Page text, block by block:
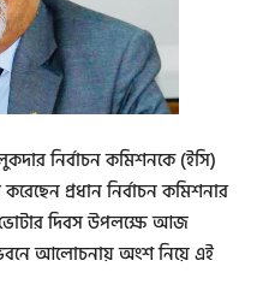
নির্বাচন কমিশনকে (ইসি)
প্রধান নির্বাচন কমিশনার
দিবস উপলক্ষে আজ
ভবনে আলোচনায় অংশ নিয়ে এই